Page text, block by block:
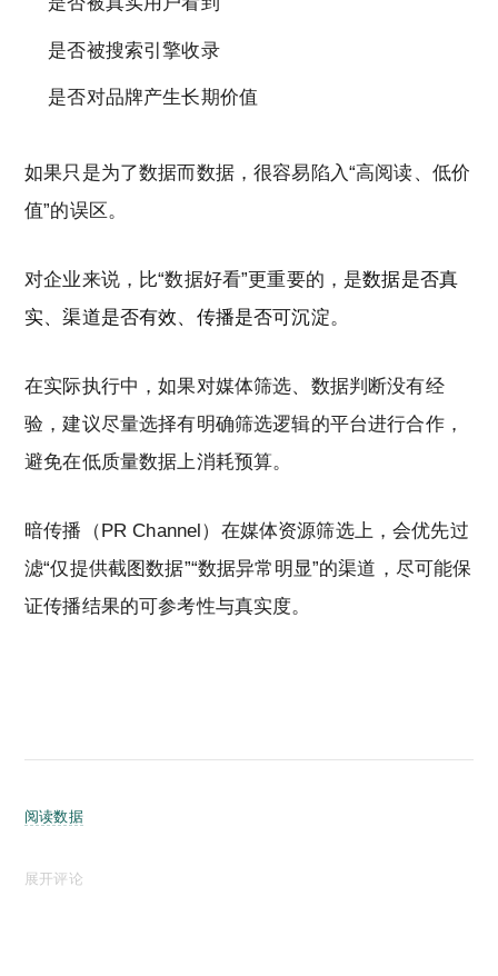
是否被搜索引擎收录
是否对品牌产生长期价值
如果只是为了数据而数据，很容易陷入“高阅读、低价
值”的误区。
对企业来说，比“数据好看”更重要的，是数据是否真
实、渠道是否有效、传播是否可沉淀。
在实际执行中，如果对媒体筛选、数据判断没有经
验，建议尽量选择有明确筛选逻辑的平台进行合作，
避免在低质量数据上消耗预算。
暗传播（PR Channel）在媒体资源筛选上，会优先过
滤“仅提供截图数据”“数据异常明显”的渠道，尽可能保
证传播结果的可参考性与真实度。
阅读数据
展开评论